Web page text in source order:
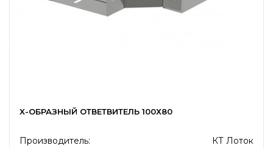
X-ОБРАЗНЫЙ ОТВЕТВИТЕЛЬ 100Х80
Производитель:
КТ Лоток